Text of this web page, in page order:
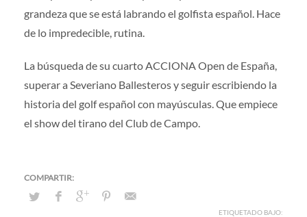
grandeza que se está labrando el golfista español. Hace
de lo impredecible, rutina.
La búsqueda de su cuarto ACCIONA Open de España,
superar a Severiano Ballesteros y seguir escribiendo la
historia del golf español con mayúsculas. Que empiece
el show del tirano del Club de Campo.
ETIQUETADO BAJO: